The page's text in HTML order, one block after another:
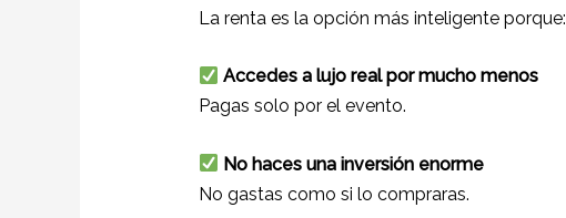
La renta es la opción más inteligente porque:
Accedes a lujo real por mucho menos
Pagas solo por el evento.
No haces una inversión enorme
No gastas como si lo compraras.